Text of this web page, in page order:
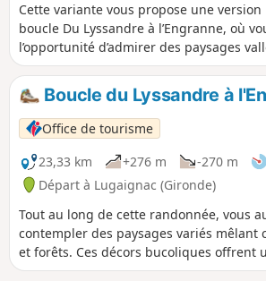
Cette variante vous propose une
boucle Du Lyssandre à l’Engranne, où
l’opportunité d’admirer des paysages
boisés, qui vous offriront de nombreux
différents. En explorant ces charmants
découvrirez des châteaux, des maisons
hameaux pittoresques.
Boucle du Lyssandre à
Office de tourisme
23,33 km
+276 m -270 m
Départ à Lugaignac (Gironde)
Tout au long de cette randonnée, vous
contempler des paysages variés mêlant
et forêts. Ces décors bucoliques offrent
points de vue remarquables. En